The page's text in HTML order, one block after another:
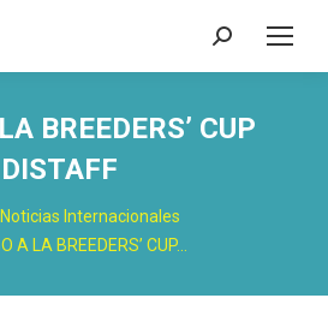
Buscar:
BREEDERS’ CUP
DISTAFF
Noticias Internacionales
A LA BREEDERS’ CUP…